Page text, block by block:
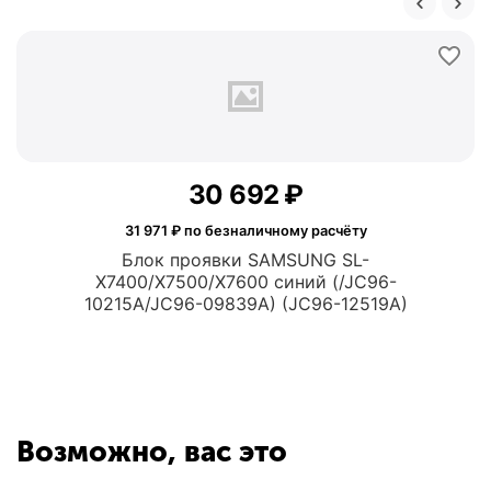
Блок проявки SAMSUNG SL-
X7400/X7500/X7600 синий (/JC96-
10215A/JC96-09839A) (JC96-12519A)
30 692 ₽
31 971 ₽ по безналичному расчёту
Возможно, вас это